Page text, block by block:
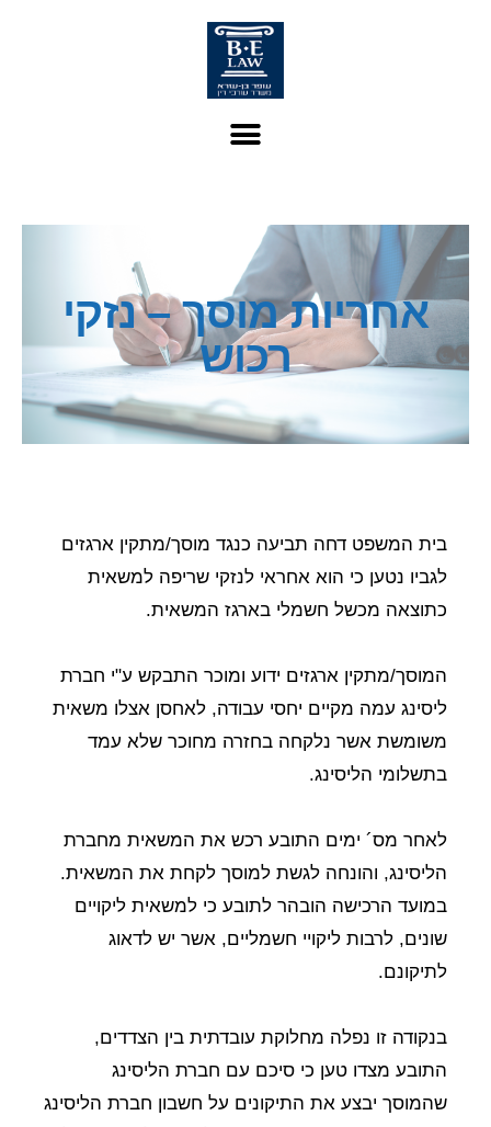
אחריות מוסך – נזקי
רכוש
בית המשפט דחה תביעה כנגד מוסך/מתקין ארגזים
לגביו נטען כי הוא אחראי לנזקי שריפה למשאית
כתוצאה מכשל חשמלי בארגז המשאית.
המוסך/מתקין ארגזים ידוע ומוכר התבקש ע"י חברת
ליסינג עמה מקיים יחסי עבודה, לאחסן אצלו משאית
משומשת אשר נלקחה בחזרה מחוכר שלא עמד
בתשלומי הליסינג.
לאחר מס´ ימים התובע רכש את המשאית מחברת
הליסינג, והונחה לגשת למוסך לקחת את המשאית.
במועד הרכישה הובהר לתובע כי למשאית ליקויים
שונים, לרבות ליקויי חשמליים, אשר יש לדאוג
לתיקונם.
בנקודה זו נפלה מחלוקת עובדתית בין הצדדים,
התובע מצדו טען כי סיכם עם חברת הליסינג
שהמוסך יבצע את התיקונים על חשבון חברת הליסינג